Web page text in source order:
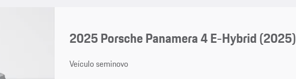
2025 Porsche Panamera 4 E-Hybrid (2025)
Veículo seminovo